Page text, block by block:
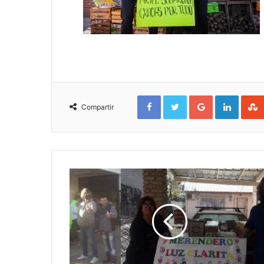
Compartir
FacebookTwitterGoogle+